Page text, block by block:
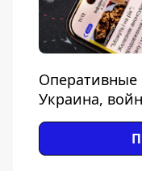
Оперативные
Украина,